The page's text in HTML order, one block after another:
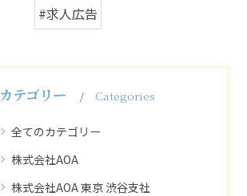
#求人広告
カテゴリー Categories
全てのカテゴリー
株式会社AOA
株式会社AOA 東京 渋谷支社